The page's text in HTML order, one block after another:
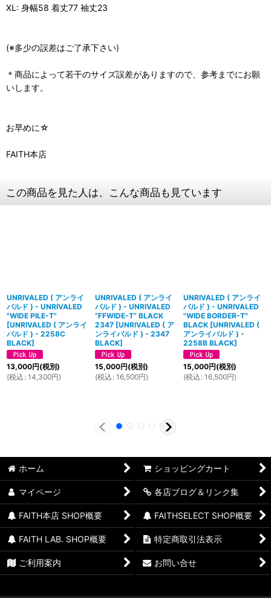
XL: 身幅58 着丈77 袖丈23
(※多少の誤差はご了承下さい)
＊商品によって若干のサイズ誤差がありますので、参考までにお願
いします。
お早めに☆
FAITH本店
この商品を見た人は、こんな商品も見ています
UNRIVALED ( アンライ
バルド ) - UNRIVALED
"WIDE PILE-T"
[UNRIVALED ( アンライ
バルド ) - 2258C
BLACK]
13,000円(税別)
(税込 : 14,300円)
UNRIVALED ( アンライ
バルド ) - UNRIVALED
“FFWIDE-T” BLACK
2347 [UNRIVALED ( ア
ンライバルド ) - 2347
BLACK]
15,000円(税別)
(税込 : 16,500円)
UNRIVALED ( アンライ
バルド ) - UNRIVALED
"WIDE BORDER-T"
BLACK [UNRIVALED (
アンライバルド ) -
2258B BLACK]
15,000円(税別)
(税込 : 16,500円)
ホーム ショッピングカート
マイページ 各店ブログ＆リンク集
FAITH本店 SHOP概要 FAITHSELECT SHOP概要
FAITH LAB. SHOP概要 特定商取引法表示
ご利用案内 お問い合せ